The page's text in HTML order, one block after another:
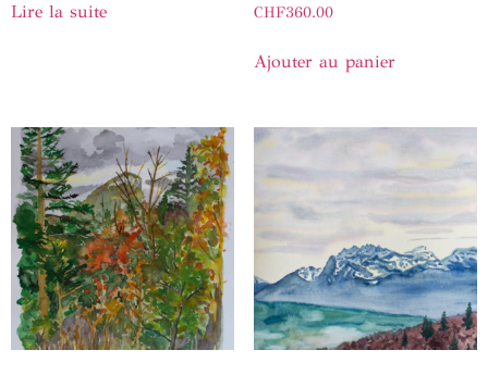
Lire la suite CHF360.00
Ajouter au panier